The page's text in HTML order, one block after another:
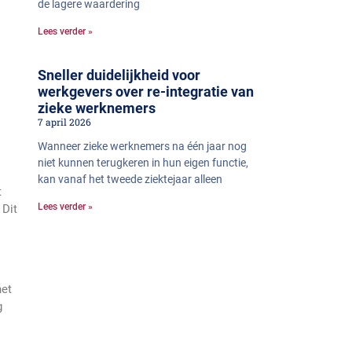
Dit
de lagere waardering
Lees verder »
Sneller duidelijkheid voor
werkgevers over re-integratie van
zieke werknemers
7 april 2026
Wanneer zieke werknemers na één jaar nog
niet kunnen terugkeren in hun eigen functie,
kan vanaf het tweede ziektejaar alleen
Lees verder »